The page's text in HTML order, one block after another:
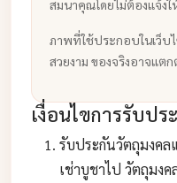
สมนาคุณโดยไม่ต้องแจ้ง
ภาพที่ใช้ประกอบในเว็บ
สวยงาม ของจริงอาจแต
เงื่อนไขการรับป
รับประกันวัตถุมงค
เช่าบูชาไป วัตถุมง